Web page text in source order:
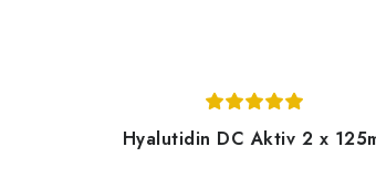
Hyalutidin DC Aktiv 2 x